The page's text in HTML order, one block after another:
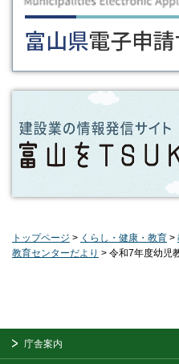
トップページ > くらし・健康・教育 >
教育センターだより > 令和7年度幼児
庁舎案内